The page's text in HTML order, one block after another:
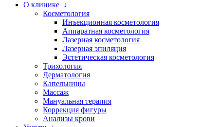
О клинике ↓
Косметология
Инъекционная косметология
Аппаратная косметология
Лазерная косметология
Лазерная эпиляция
Эстетическая косметология
Трихология
Дерматология
Капельницы
Массаж
Мануальная терапия
Коррекция фигуры
Анализы крови